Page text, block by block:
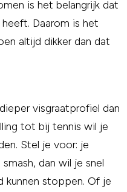
is het belangrijk dat
Daarom is het
altijd dikker dan dat
visgraatprofiel dan
tot bij tennis wil je
Stel je voor: je
dan wil je snel
kunnen stoppen. Of je